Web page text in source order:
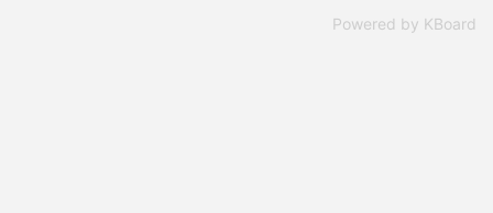
Powered by KBoard